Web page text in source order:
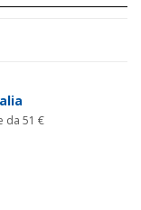
da 51 €